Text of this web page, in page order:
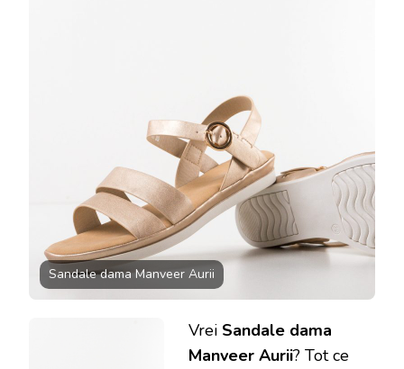
Sandale dama Manveer Aurii
Vrei Sandale dama
Manveer Aurii? Tot ce